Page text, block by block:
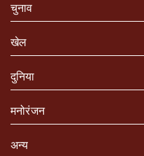
चुनाव
खेल
दुनिया
मनोरंजन
अन्य